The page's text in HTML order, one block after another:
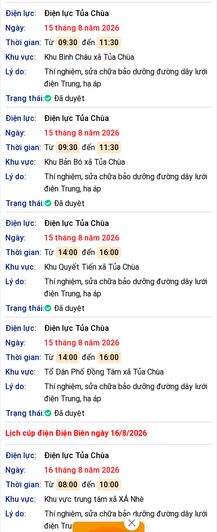
Điện lực:
Điện lực Tủa Chùa
Ngày:
15 tháng 8 năm 2026
Thời gian: Từ 09:30 đến 11:30
Khu vực:
Khu Bình Châu xã Tủa Chùa
Lý do:
Thí nghiệm, sửa chữa bảo dưỡng đường dây lưới
điện Trung, hạ áp
Trạng thái:
Đã duyệt
Điện lực:
Điện lực Tủa Chùa
Ngày:
15 tháng 8 năm 2026
Thời gian: Từ 09:30 đến 11:30
Khu vực:
Khu Bản Bó xã Tủa Chùa
Lý do:
Thí nghiệm, sửa chữa bảo dưỡng đường dây lưới
điện Trung, hạ áp
Trạng thái:
Đã duyệt
Điện lực:
Điện lực Tủa Chùa
Ngày:
15 tháng 8 năm 2026
Thời gian: Từ 14:00 đến 16:00
Khu vực:
Khu Quyết Tiến xã Tủa Chùa
Lý do:
Thí nghiệm, sửa chữa bảo dưỡng đường dây lưới
điện Trung, hạ áp
Trạng thái:
Đã duyệt
Điện lực:
Điện lực Tủa Chùa
Ngày:
15 tháng 8 năm 2026
Thời gian: Từ 14:00 đến 16:00
Khu vực:
Tổ Dân Phố Đồng Tâm xã Tủa Chùa
Lý do:
Thí nghiệm, sửa chữa bảo dưỡng đường dây lưới
điện Trung, hạ áp
Trạng thái:
Đã duyệt
Lịch cúp điện Điện Biên ngày 16/8/2026
Điện lực:
Điện lực Tủa Chùa
Ngày:
16 tháng 8 năm 2026
Thời gian: Từ 08:00 đến 10:00
Khu vực:
Khu vực trung tâm xã XÁ Nhè
Lý do:
Thí nghiệm, sửa chữa bảo dưỡng đường dây lưới
điện Trung, hạ áp